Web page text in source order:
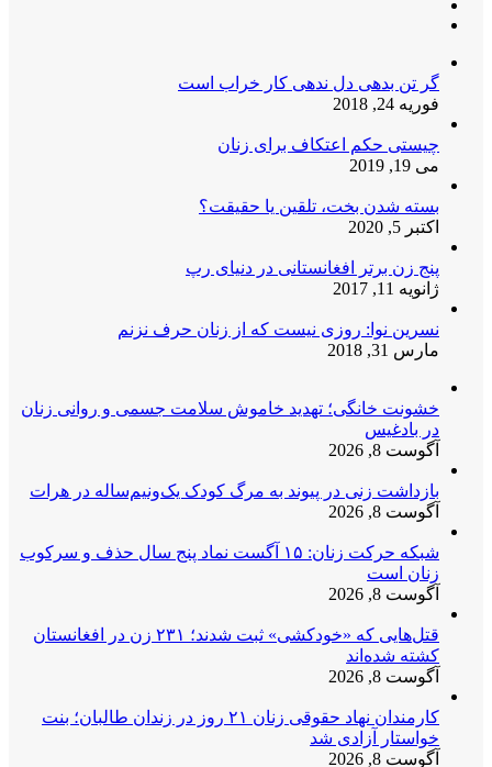
گر تن بدهی دل ندهی کار خراب است
فوریه 24, 2018
چیستی حکم اعتکاف برای زنان
می 19, 2019
بسته شدن بخت، تلقین یا حقیقت؟
اکتبر 5, 2020
پنج زن برتر افغانستانی در دنیای رپ
ژانویه 11, 2017
نسرین نوا: روزی نیست که از زنان حرف نزنم
مارس 31, 2018
خشونت خانگی؛ تهدید خاموش سلامت جسمی و روانی زنان
در بادغیس
آگوست 8, 2026
بازداشت زنی در پیوند به مرگ کودک یک‌ونیم‌ساله در هرات
آگوست 8, 2026
شبکه حرکت زنان: ۱۵ آگست نماد پنج سال حذف و سرکوب
زنان است
آگوست 8, 2026
قتل‌هایی که «خودکشی» ثبت شدند؛ ۲۳۱ زن در افغانستان
کشته شده‌اند
آگوست 8, 2026
کارمندان نهاد حقوقی زنان ۲۱ روز در زندان طالبان؛ بنت
خواستار آزادی شد
آگوست 8, 2026